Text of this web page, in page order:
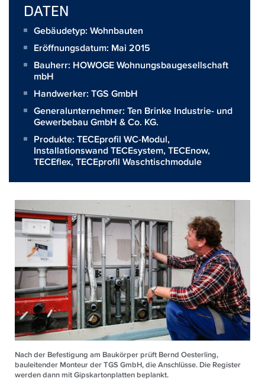
DATEN
Gebäudetyp: Wohnbauten
Eröffnungsdatum: Mai 2015
Bauherr: HOWOGE Wohnungsbaugesellschaft
mbH
Handwerker: TGS GmbH
Generalunternehmer: Ten Brinke Industrie- und
Gewerbebau GmbH & Co. KG.
Produkte: TECEprofil WC-Modul,
Installationswand TECEsystem,TECEnow,
TECEflex,TECEprofil Waschtischmodule
Nach der Befestigung am Baukörper prüft Bernd Oesterling,
bauleitender Monteur der TGS GmbH, die Anschlüsse. Die Register
werden dann mit Gipskartonplatten beplankt.